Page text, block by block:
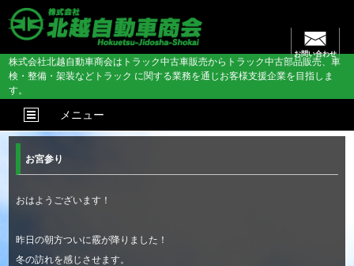
お問い合わせ
株式会社北越自動車商会はトラック中古車販売からトラック中古部品販売、車
検・整備・架装などトラック に関する業務を通じお客様支援企業を目指しま
す。
メニュー
お宮参り
おはようございます！
昨日の朝方ついに霰が降りました！
冬の訪れを感じさせます。